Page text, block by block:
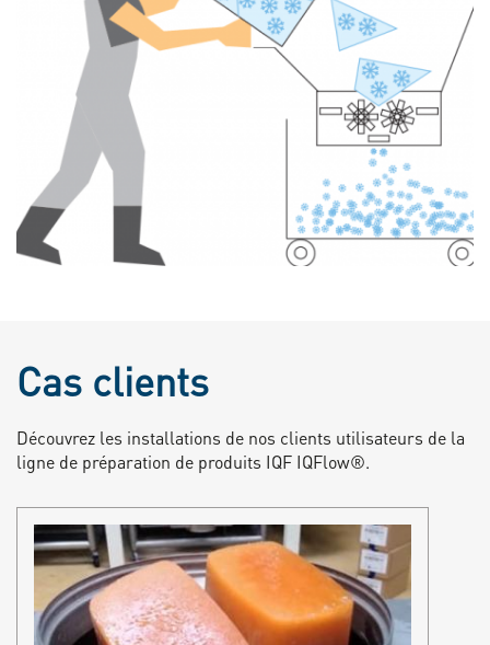
Cas clients
Découvrez les installations de nos clients utilisateurs de la
ligne de préparation de produits IQF IQFlow®.